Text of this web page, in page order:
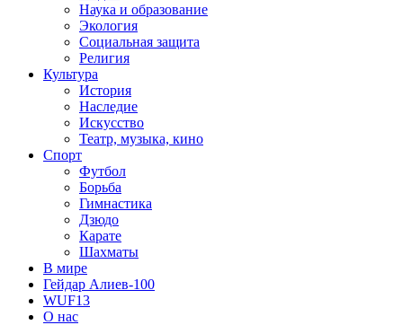
Наука и образование
Экология
Социальная защита
Религия
Культура
История
Наследие
Искусство
Театр, музыка, кино
Спорт
Футбол
Борьба
Гимнастика
Дзюдо
Карате
Шахматы
В мире
Гейдар Алиев-100
WUF13
О нас